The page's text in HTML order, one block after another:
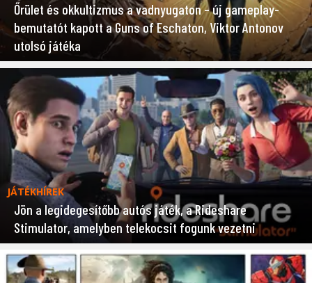
Őrület és okkultizmus a vadnyugaton – új gameplay-
bemutatót kapott a Guns of Eschaton, Viktor Antonov
utolsó játéka
JÁTÉKHÍREK
Jön a legidegesítőbb autós játék, a Rideshare
Stimulator, amelyben telekocsit fogunk vezetni